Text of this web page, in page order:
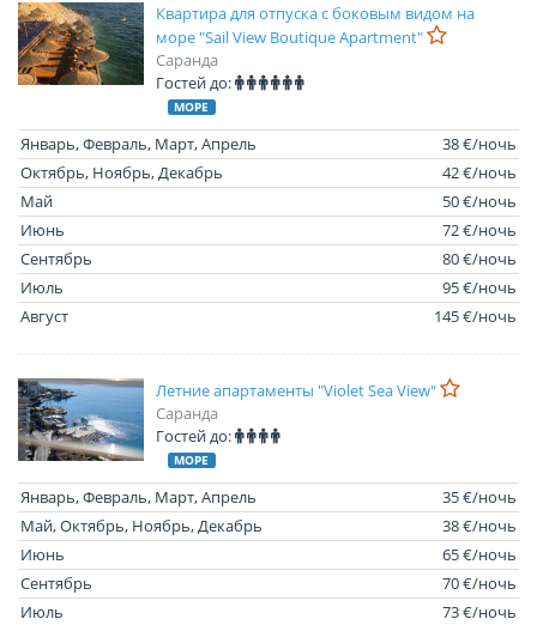
Квартира для отпуска с боковым видом на
море "Sail View Boutique Apartment"
Саранда
Гостей до:
МОРЕ
Январь, Февраль, Март, Апрель
38 €/ночь
Октябрь, Ноябрь, Декабрь
42 €/ночь
Май
50 €/ночь
Июнь
72 €/ночь
Сентябрь
80 €/ночь
Июль
95 €/ночь
Август
145 €/ночь
Летние апартаменты "Violet Sea View"
Саранда
Гостей до:
МОРЕ
Январь, Февраль, Март, Апрель
35 €/ночь
Май, Октябрь, Ноябрь, Декабрь
38 €/ночь
Июнь
65 €/ночь
Сентябрь
70 €/ночь
Июль
73 €/ночь